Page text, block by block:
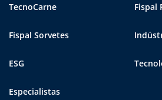
TecnoCarne Fispal
Fispal Sorvetes
ESG
Especialistas